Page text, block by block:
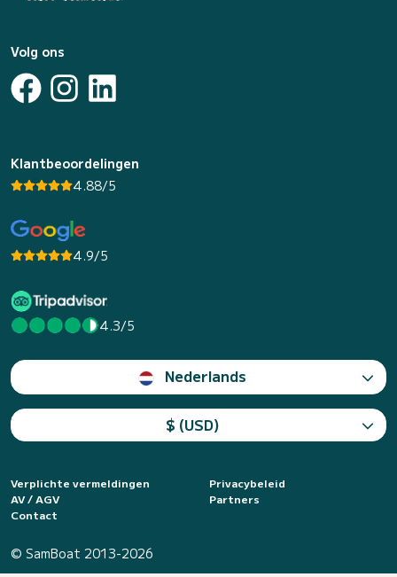
Volg ons
Klantbeoordelingen
4.88/5
4.9/5
4.3/5
Nederlands
$ (USD)
Verplichte vermeldingen
Privacybeleid
AV / AGV
Partners
Contact
© SamBoat 2013-2026